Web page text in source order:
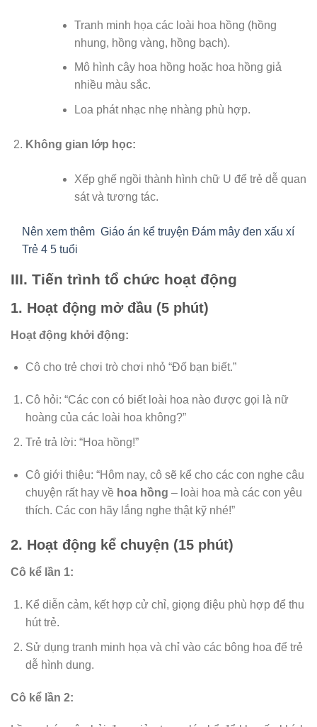
Tranh minh họa các loài hoa hồng (hồng
nhung, hồng vàng, hồng bạch).
Mô hình cây hoa hồng hoặc hoa hồng giả
nhiều màu sắc.
Loa phát nhạc nhẹ nhàng phù hợp.
Không gian lớp học:
Xếp ghế ngồi thành hình chữ U để trẻ dễ quan
sát và tương tác.
Nên xem thêm Giáo án kể truyện Đám mây đen xấu xí
Trẻ 4 5 tuổi
III. Tiến trình tổ chức hoạt động
1. Hoạt động mở đầu (5 phút)
Hoạt động khởi động:
Cô cho trẻ chơi trò chơi nhỏ “Đố bạn biết.”
Cô hỏi: “Các con có biết loài hoa nào được gọi là nữ
hoàng của các loài hoa không?”
Trẻ trả lời: “Hoa hồng!”
Cô giới thiệu: “Hôm nay, cô sẽ kể cho các con nghe câu
chuyện rất hay về hoa hồng – loài hoa mà các con yêu
thích. Các con hãy lắng nghe thật kỹ nhé!”
2. Hoạt động kể chuyện (15 phút)
Cô kể lần 1:
Kể diễn cảm, kết hợp cử chỉ, giọng điệu phù hợp để thu
hút trẻ.
Sử dụng tranh minh họa và chỉ vào các bông hoa để trẻ
dễ hình dung.
Cô kể lần 2: